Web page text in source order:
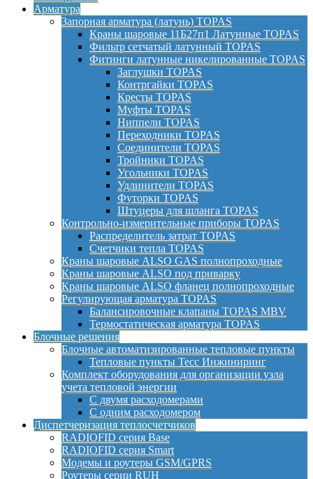
Арматура
Запорная арматура (латунь) TOPAS
Краны шаровые 11Б27п1 Латунные TOPAS
Фильтр сетчатый латунный TOPAS
Фитинги латунные никелированные TOPAS
Заглушки TOPAS
Контргайки TOPAS
Кресты TOPAS
Муфты TOPAS
Ниппели TOPAS
Переходники TOPAS
Соединители TOPAS
Тройники TOPAS
Угольники TOPAS
Удлинители TOPAS
Футорки TOPAS
Штуцеры для шланга TOPAS
Контрольно-измерительные приборы TOPAS
Распределитель затрат TOPAS
Счетчики тепла TOPAS
Краны шаровые ALSO GAS полнопроходные
Краны шаровые ALSO под приварку
Краны шаровые ALSO фланец полнопроходные
Регулирующая арматура TOPAS
Балансировочные клапаны TOPAS MBV
Термостатическая арматура TOPAS
Блочные решения
Блочные автоматизированные тепловые пункты
Тепловые пункты Тесс Инжиниринг
Комплект оборудования для организации узла
учета тепловой энергии
С двумя расходомерами
С одним расходомером
Диспетчеризация теплосчетчиков
RADIOFID серия Base
RADIOFID серия Smart
Модемы и роутеры GSM/GPRS
Роутеры серии RUH